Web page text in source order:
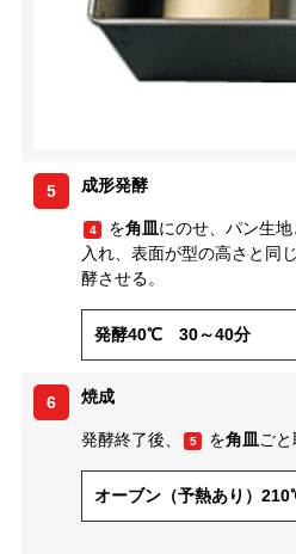
5 成形発酵
4 を角皿にのせ、パン生地
入れ、表面が型の高さと同
酵させる。
発酵40℃ 30～40分
6 焼成
発酵終了後、 5 を角皿ごと
オーブン（予熱あり）